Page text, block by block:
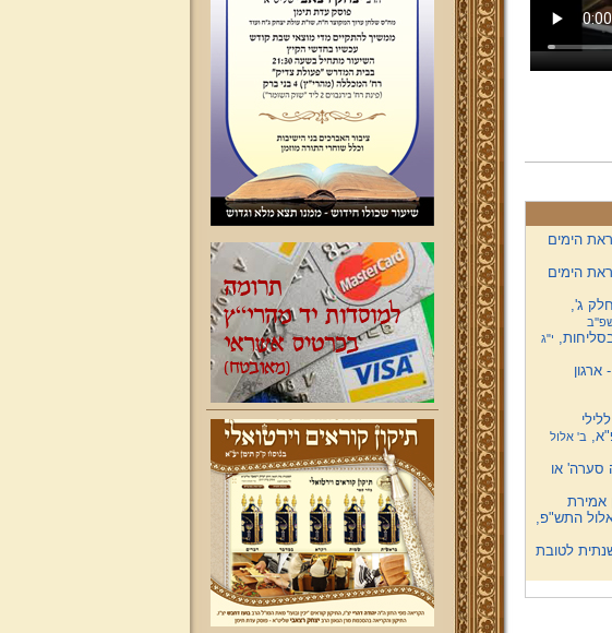
הימים
הימים
ג',
י"ג
ב' אלול
סערה' או
אמירת
התש"פ,
לטובת